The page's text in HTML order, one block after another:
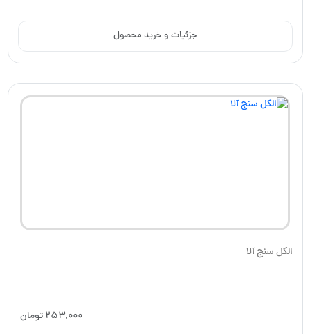
جزئیات و خرید محصول
الکل سنج آلا
253,000تومان